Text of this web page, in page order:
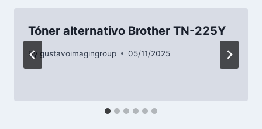
Tóner alternativo Brother TN-225Y
By gustavoimagingroup 05/11/2025